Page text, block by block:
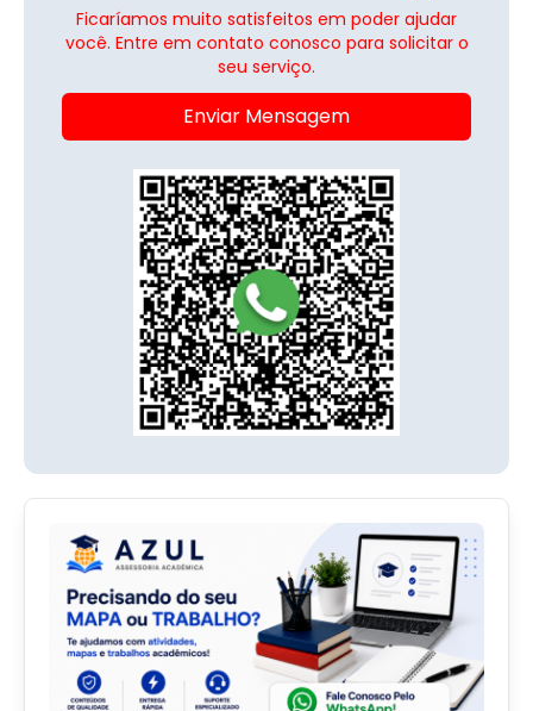
Ficaríamos muito satisfeitos em poder ajudar
você. Entre em contato conosco para solicitar o
seu serviço.
Enviar Mensagem